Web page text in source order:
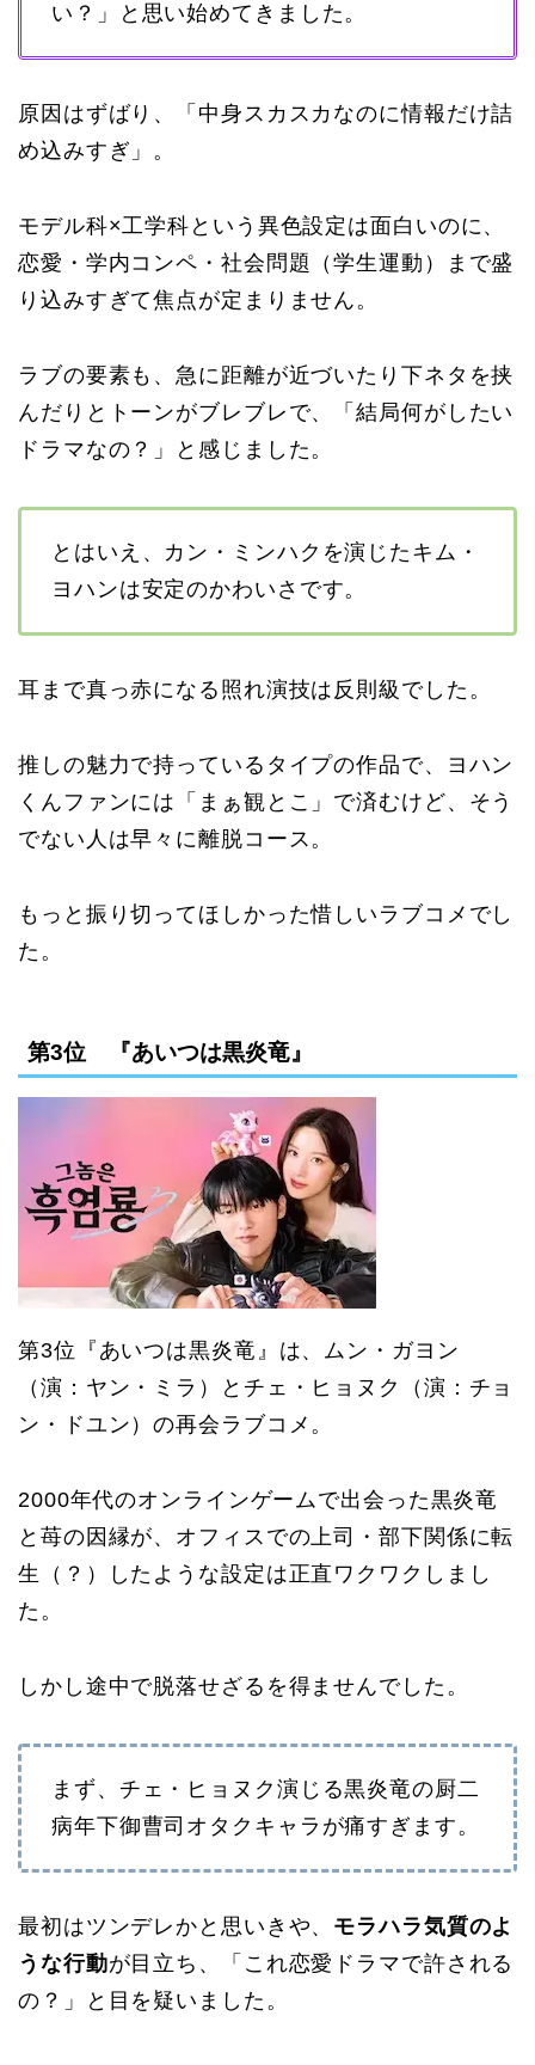
い？」と思い始めてきました。
原因はずばり、「中身スカスカなのに情報だけ詰
め込みすぎ」。
モデル科×工学科という異色設定は面白いのに、
恋愛・学内コンペ・社会問題（学生運動）まで盛
り込みすぎて焦点が定まりません。
ラブの要素も、急に距離が近づいたり下ネタを挟
んだりとトーンがブレブレで、「結局何がしたい
ドラマなの？」と感じました。
とはいえ、カン・ミンハクを演じたキム・
ヨハンは安定のかわいさです。
耳まで真っ赤になる照れ演技は反則級でした。
推しの魅力で持っているタイプの作品で、ヨハン
くんファンには「まぁ観とこ」で済むけど、そう
でない人は早々に離脱コース。
もっと振り切ってほしかった惜しいラブコメでし
た。
第3位 『あいつは黒炎竜』
第3位『あいつは黒炎竜』は、ムン・ガヨン
（演：ヤン・ミラ）とチェ・ヒョヌク（演：チョ
ン・ドユン）の再会ラブコメ。
2000年代のオンラインゲームで出会った黒炎竜
と苺の因縁が、オフィスでの上司・部下関係に転
生（？）したような設定は正直ワクワクしまし
た。
しかし途中で脱落せざるを得ませんでした。
まず、チェ・ヒョヌク演じる黒炎竜の厨二
病年下御曹司オタクキャラが痛すぎます。
最初はツンデレかと思いきや、 モラハラ気質のよ
うな行動が目立ち、「これ恋愛ドラマで許される
の？」と目を疑いました。